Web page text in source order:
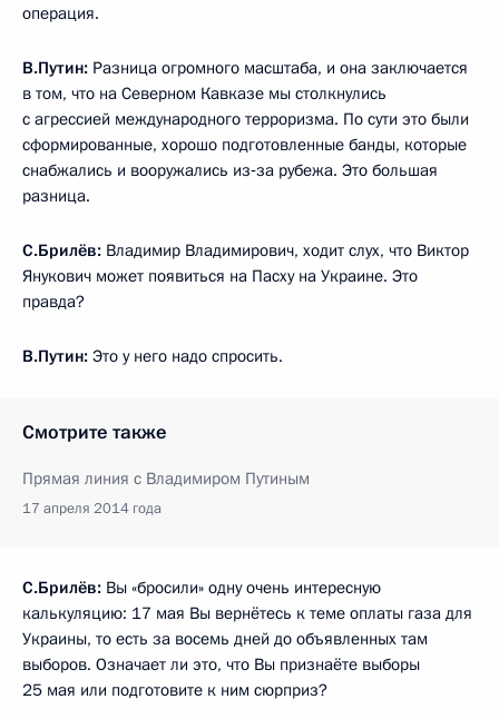
операция.
В.Путин: Разница огромного масштаба, и она заключается
в том, что на Северном Кавказе мы столкнулись
с агрессией международного терроризма. По сути это были
сформированные, хорошо подготовленные банды, которые
снабжались и вооружались из‑за рубежа. Это большая
разница.
С.Брилёв: Владимир Владимирович, ходит слух, что Виктор
Янукович может появиться на Пасху на Украине. Это
правда?
В.Путин: Это у него надо спросить.
Смотрите также
Прямая линия с Владимиром Путиным
17 апреля 2014 года
С.Брилёв: Вы «бросили» одну очень интересную
калькуляцию: 17 мая Вы вернётесь к теме оплаты газа для
Украины, то есть за восемь дней до объявленных там
выборов. Означает ли это, что Вы признаёте выборы
25 мая или подготовите к ним сюрприз?